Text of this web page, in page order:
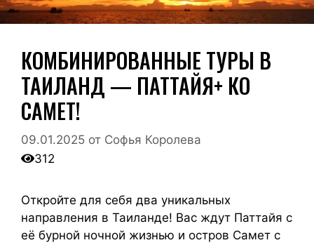
КОМБИНИРОВАННЫЕ ТУРЫ В
ТАИЛАНД — ПАТТАЙЯ+ КО
САМЕТ!
09.01.2025 от Софья Королева
312
Откройте для себя два уникальных
направления в Таиланде! Вас ждут Паттайя с
её бурной ночной жизнью и остров Самет с